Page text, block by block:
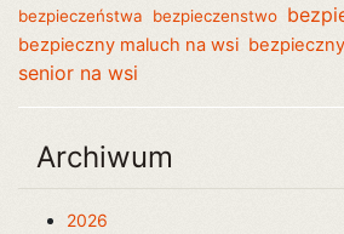
bezpieczeństwa bezpieczenstwo
bezpieczny maluch na wsi
senior na wsi
Archiwum
2026